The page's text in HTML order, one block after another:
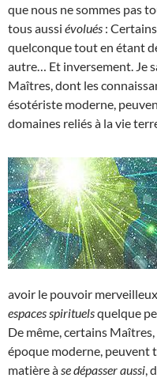
que nous ne sommes pas
tous aussi évolués :
quelconque tout en étant
autre… Et inversement. Je
Maîtres, dont les
ésotériste moderne,
domaines reliés à la vie
avoir le pouvoir
espaces spirituelsquelque
De même, certains
époque moderne, peuvent
matière à se dépasser aussi ,